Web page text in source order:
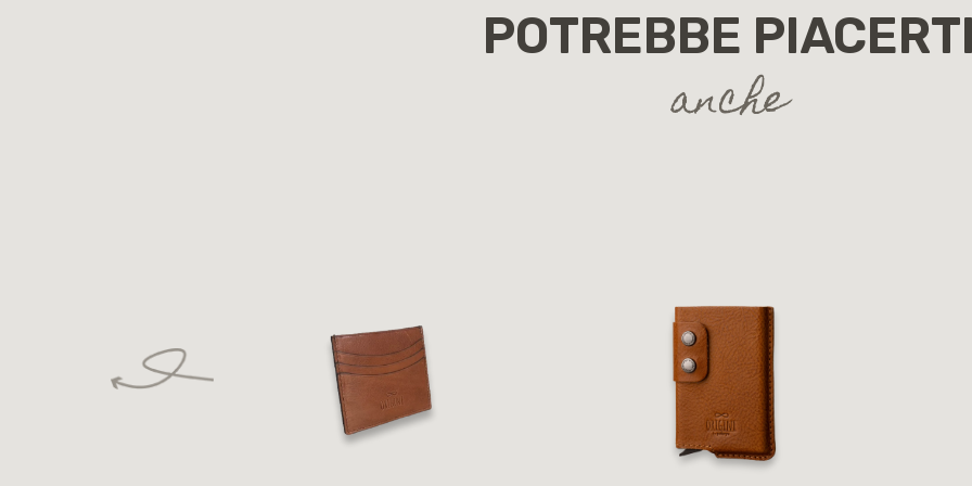
POTREBBE
anche